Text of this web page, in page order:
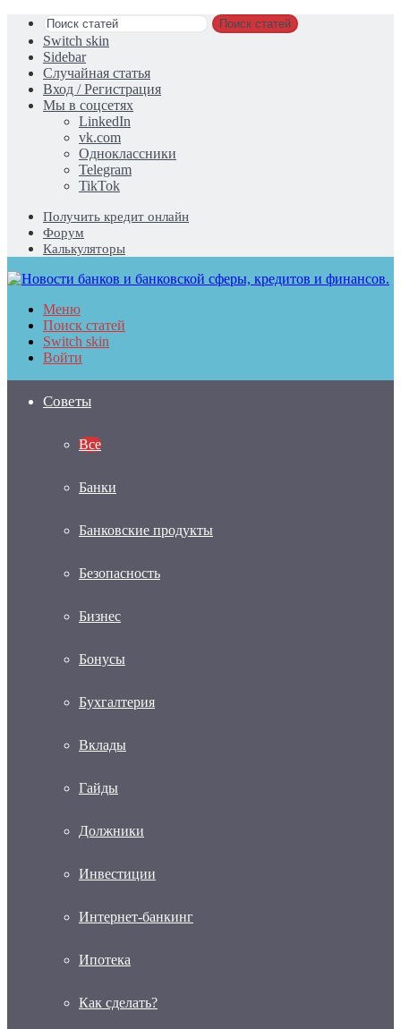
Поиск статей
Switch skin
Sidebar
Случайная статья
Вход / Регистрация
Мы в соцсетях
LinkedIn
vk.com
Одноклассники
Telegram
TikTok
Получить кредит онлайн
Форум
Калькуляторы
Меню
Поиск статей
Switch skin
Войти
Советы
Все
Банки
Банковские продукты
Безопасность
Бизнес
Бонусы
Бухгалтерия
Вклады
Гайды
Должники
Инвестиции
Интернет-банкинг
Ипотека
Как сделать?